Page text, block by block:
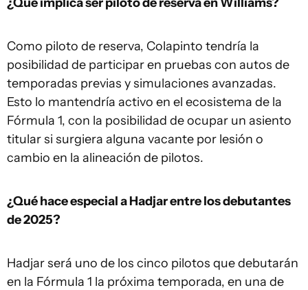
Como piloto de reserva, Colapinto tendría la
posibilidad de participar en pruebas con autos de
temporadas previas y simulaciones avanzadas.
Esto lo mantendría activo en el ecosistema de la
Fórmula 1, con la posibilidad de ocupar un asiento
titular si surgiera alguna vacante por lesión o
cambio en la alineación de pilotos.
¿Qué hace especial a Hadjar entre los debutantes
de 2025?
Hadjar será uno de los cinco pilotos que debutarán
en la Fórmula 1 la próxima temporada, en una de